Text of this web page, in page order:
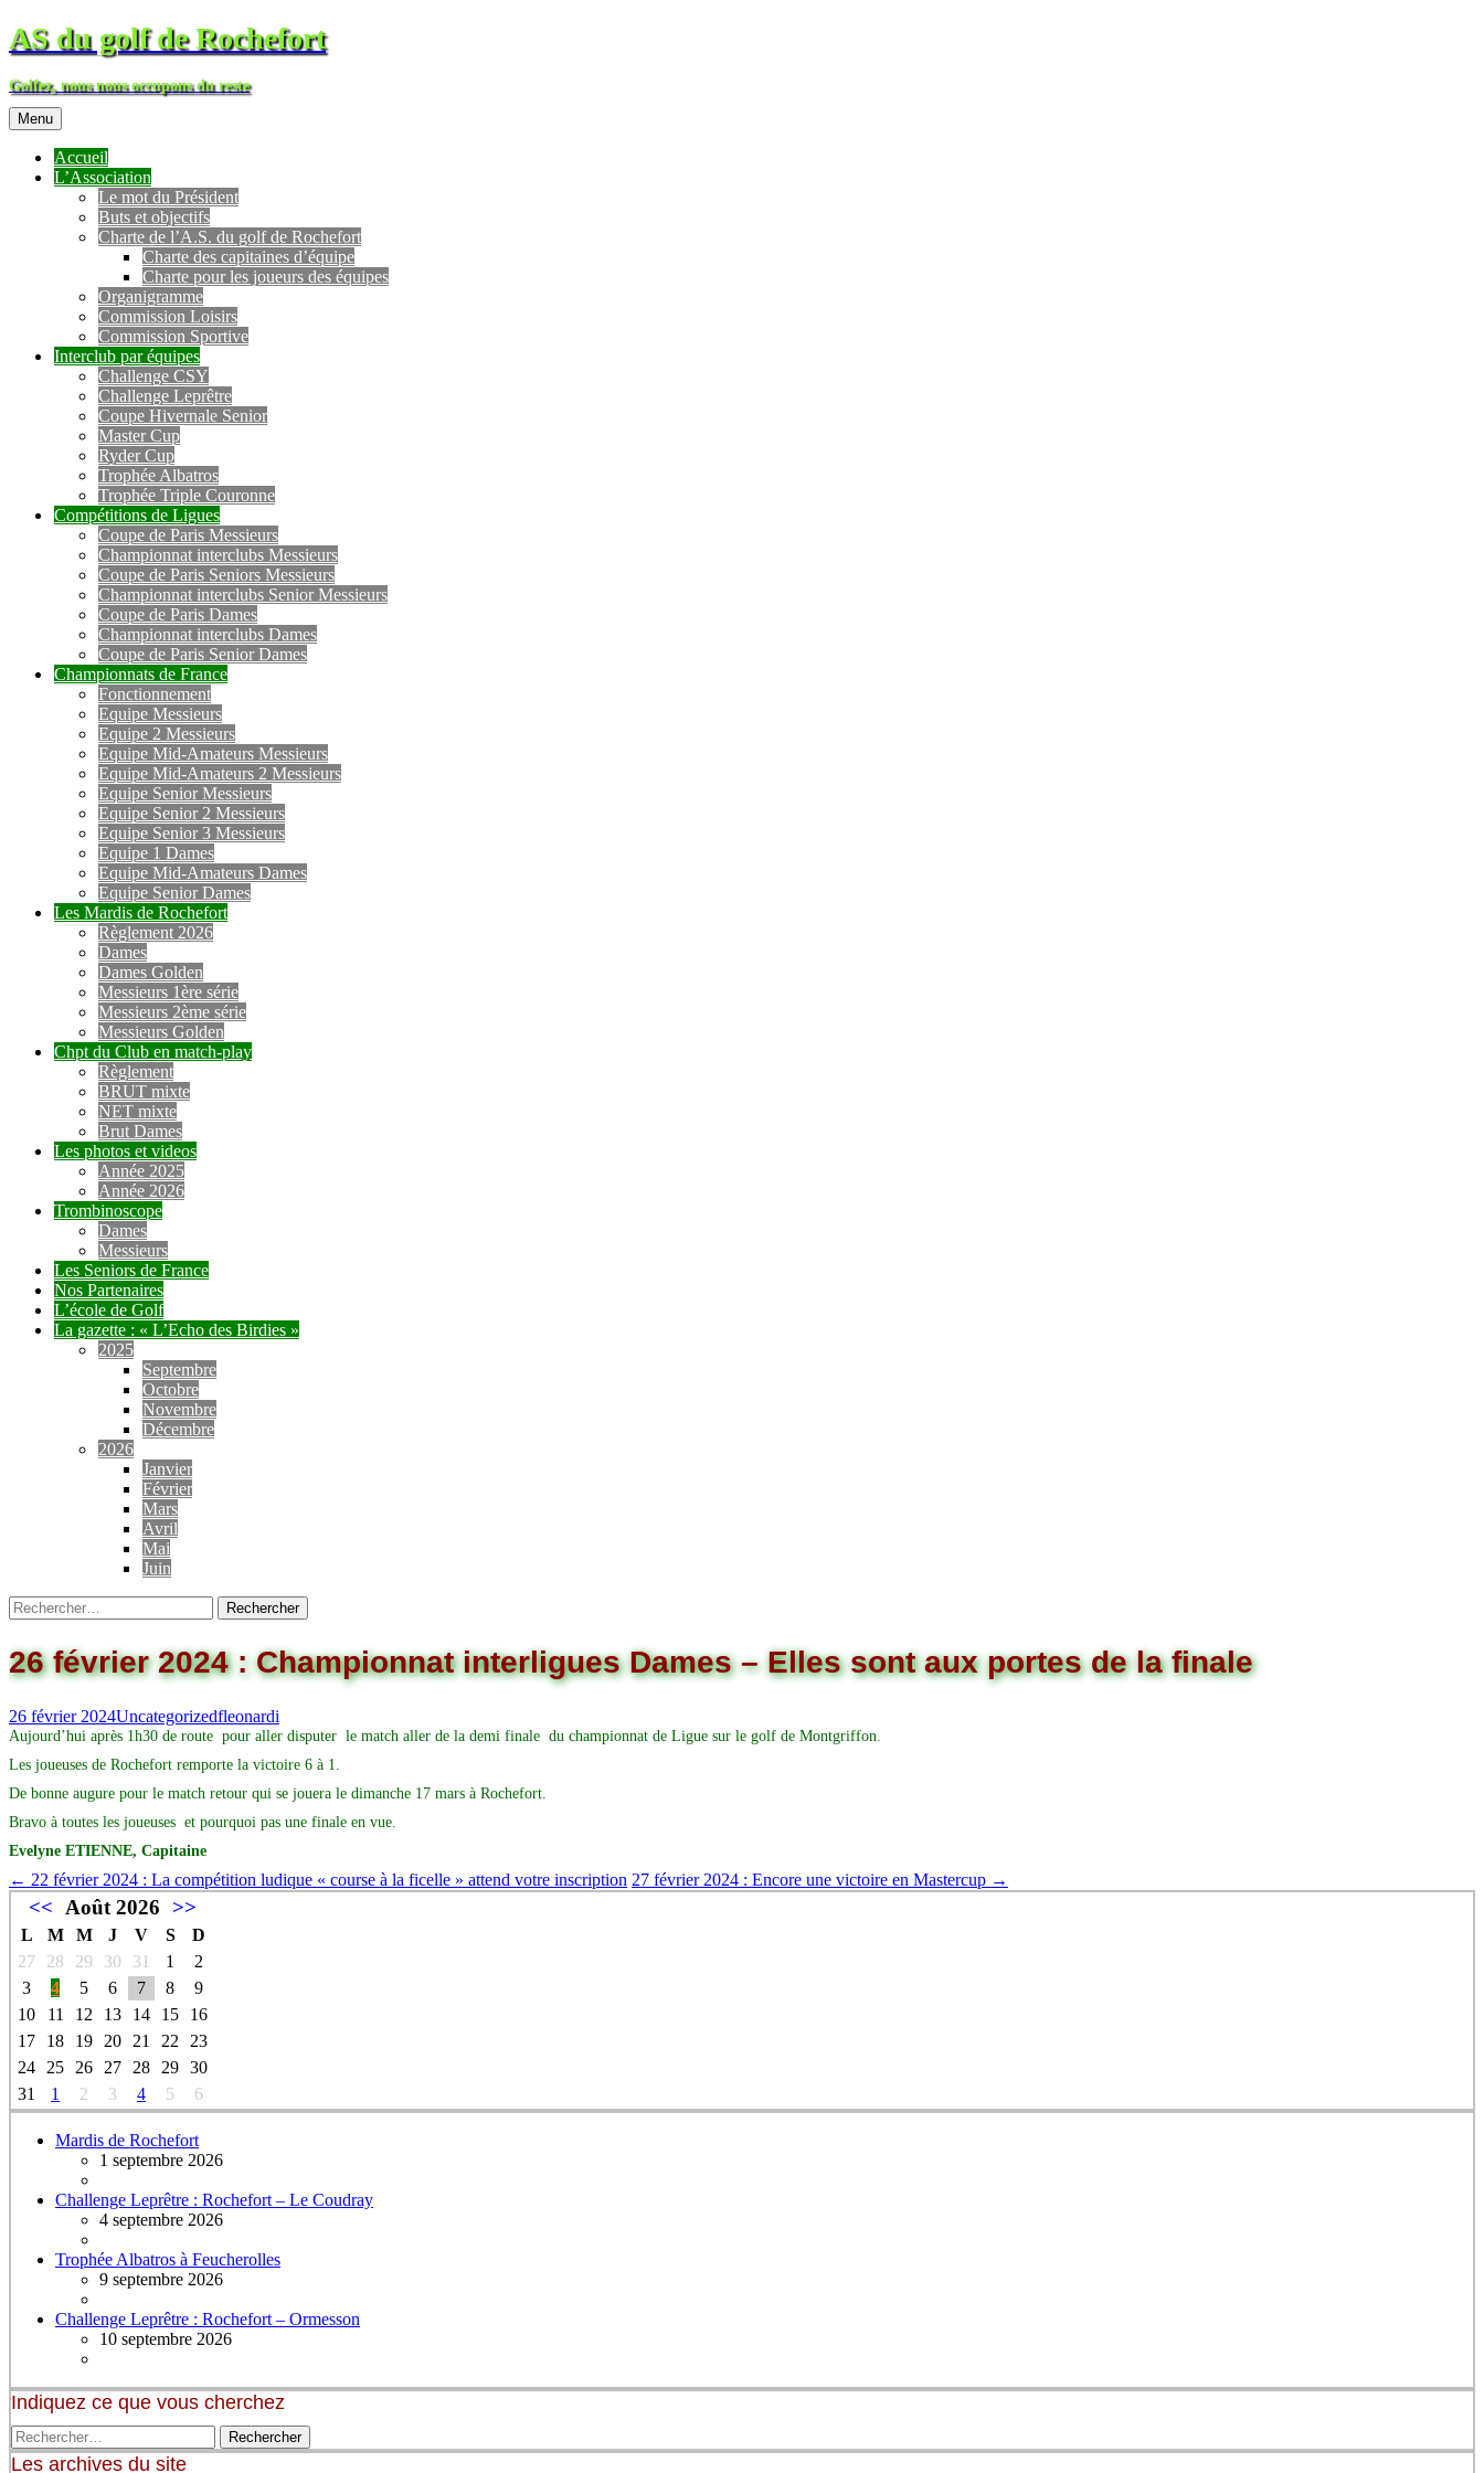
AS du golf de Rochefort
Golfez, nous nous occupons du reste
Menu
Accueil
L’Association
Le mot du Président
Buts et objectifs
Charte de l’A.S. du golf de Rochefort
Charte des capitaines d’équipe
Charte pour les joueurs des équipes
Organigramme
Commission Loisirs
Commission Sportive
Interclub par équipes
Challenge CSY
Challenge Leprêtre
Coupe Hivernale Senior
Master Cup
Ryder Cup
Trophée Albatros
Trophée Triple Couronne
Compétitions de Ligues
Coupe de Paris Messieurs
Championnat interclubs Messieurs
Coupe de Paris Seniors Messieurs
Championnat interclubs Senior Messieurs
Coupe de Paris Dames
Championnat interclubs Dames
Coupe de Paris Senior Dames
Championnats de France
Fonctionnement
Equipe Messieurs
Equipe 2 Messieurs
Equipe Mid-Amateurs Messieurs
Equipe Mid-Amateurs 2 Messieurs
Equipe Senior Messieurs
Equipe Senior 2 Messieurs
Equipe Senior 3 Messieurs
Equipe 1 Dames
Equipe Mid-Amateurs Dames
Equipe Senior Dames
Les Mardis de Rochefort
Règlement 2026
Dames
Dames Golden
Messieurs 1ère série
Messieurs 2ème série
Messieurs Golden
Chpt du Club en match-play
Règlement
BRUT mixte
NET mixte
Brut Dames
Les photos et videos
Année 2025
Année 2026
Trombinoscope
Dames
Messieurs
Les Seniors de France
Nos Partenaires
L’école de Golf
La gazette : « L’Echo des Birdies »
2025
Septembre
Octobre
Novembre
Décembre
2026
Janvier
Février
Mars
Avril
Mai
Juin
26 février 2024 : Championnat interligues Dames – Elles sont aux portes de la finale
26 février 2024Uncategorizedfleonardi
Aujourd’hui après 1h30 de route pour aller disputer le match aller de la demi finale du championnat de Ligue sur le golf de Montgriffon.
Les joueuses de Rochefort remporte la victoire 6 à 1.
De bonne augure pour le match retour qui se jouera le dimanche 17 mars à Rochefort.
Bravo à toutes les joueuses et pourquoi pas une finale en vue.
Evelyne ETIENNE, Capitaine
← 22 février 2024 : La compétition ludique « course à la ficelle » attend votre inscription 27 février 2024 : Encore une victoire en Mastercup →
<< Août 2026 >>
L M M J V S
D
27
28 29 30 31 1
2
3
4 5 6 7 8
9
10
11 12 13 14 15
16
17
18 19 20 21 22
23
24
25 26 27 28 29 30
31
1 2 3 4 5 6
Mardis de Rochefort
1 septembre 2026
Challenge Leprêtre : Rochefort – Le Coudray
4 septembre 2026
Trophée Albatros à Feucherolles
9 septembre 2026
Challenge Leprêtre : Rochefort – Ormesson
10 septembre 2026
Indiquez ce que vous cherchez
Les archives du site